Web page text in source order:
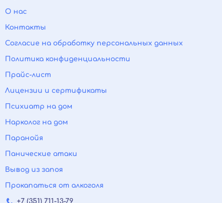
О нас
Контакты
Согласие на обработку персональных данных
Политика конфиденциальности
Прайс-лист
Лицензии и сертификаты
Психиатр на дом
Нарколог на дом
Паранойя
Панические атаки
Вывод из запоя
Прокапаться от алкоголя
+7 (351) 711-13-79